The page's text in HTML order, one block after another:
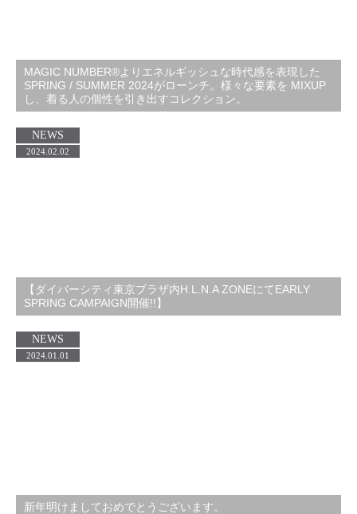
MAGIC NUMBER®️よりエネルギッシュな時代感を表現した
SPRING / SUMMER 2024がローンチ。様々な要素を MIXUP
し、着る人の個性を引き出すコレクション。
【ダイバーシティ東京プラザ内H.L.N.A ZONEにてEARLY
SPRING CAMPAIGN開催!!】
NEWS
2024.02.02
新年明けましておめでとうございます。
NEWS
2024.01.01